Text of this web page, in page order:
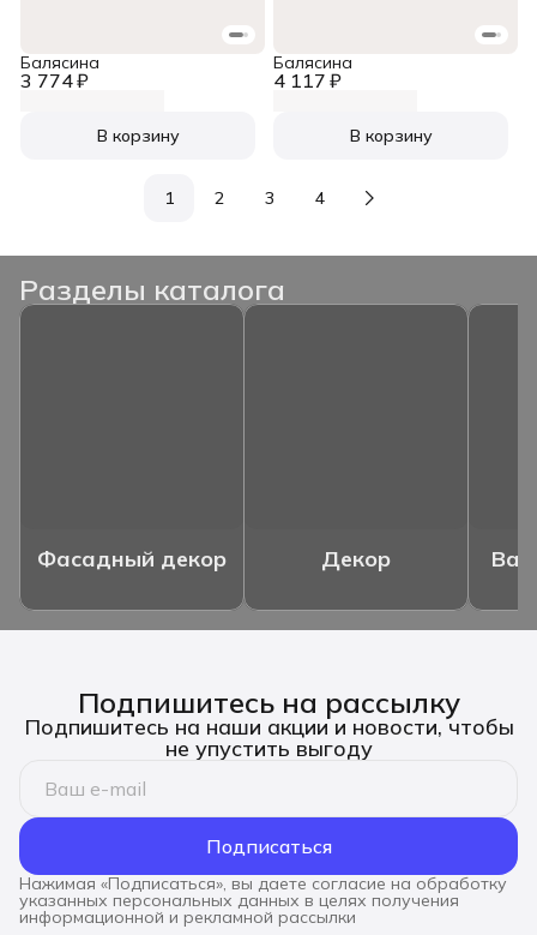
3 774 ₽
Балясина
В корзину
4 117 ₽
Балясина
В корзину
1 2 3 4
Разделы каталога
Фасадный декор Декор
Подпишитесь на рассылку
Подпишитесь на наши акции и новости, чтобы
не упустить выгоду
Подписаться
Нажимая «Подписаться», вы даете согласие на обработку
указанных персональных данных в целях получения
информационной и рекламной рассылки